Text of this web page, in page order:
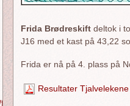
Frida Brødreskift deltok i
J16 med et kast på 43,22
Frida er nå på 4. plass på
Resultater Tjalvelekene